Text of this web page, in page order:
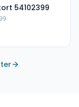
54102399